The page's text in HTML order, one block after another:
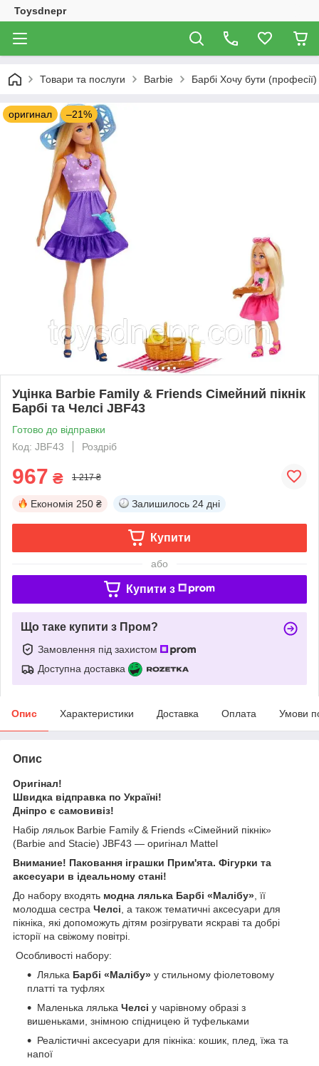
Toysdnepr
Товари та послуги Barbie Барбі Хочу бути (професії)
оригинал –21%
Уцінка Barbie Family & Friends Сімейний пікнік
Барбі та Челсі JBF43
Готово до відправки
Код: JBF43
Роздріб
967 ₴ 1 217 ₴
Економія 250 ₴ Залишилось 24 дні
Купити
або
Купити з
Що таке купити з Пром?
Замовлення під захистом
Доступна доставка
Опис Характеристики Доставка Оплата Умови
Опис
Оригінал!
Швидка відправка по Україні!
Дніпро є самовивіз!
Набір ляльок Barbie Family & Friends «Сімейний пікнік»
(Barbie and Stacie) JBF43 — оригінал Mattel
Внимание! Паковання іграшки Прим'ята. Фігурки та
аксесуари в ідеальному стані!
До набору входять модна лялька Барбі «Малібу» , її
молодша сестра Челсі , а також тематичні аксесуари для
пікніка, які допоможуть дітям розігрувати яскраві та добрі
історії на свіжому повітрі.
Особливості набору:
Лялька Барбі «Малібу» у стильному фіолетовому
платті та туфлях
Маленька лялька Челсі у чарівному образі з
вишеньками, знімною спідницею й туфельками
Реалістичні аксесуари для пікніка: кошик, плед, їжа та
напої